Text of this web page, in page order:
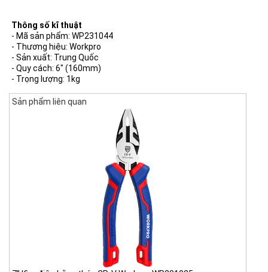
Thông số kĩ thuật
- Mã sản phẩm: WP231044
- Thương hiệu: Workpro
- Sản xuất: Trung Quốc
- Quy cách: 6" (160mm)
- Trọng lượng: 1kg
Sản phẩm liên quan